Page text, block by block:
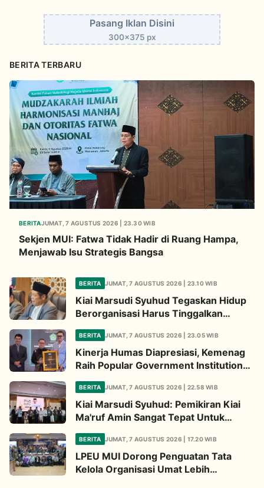
Pasang Iklan Disini
300x375 px
BERITA TERBARU
BERITAJUMAT, 7 AGUSTUS 2026 | 23.30 WIB
Sekjen MUI: Fatwa Tidak Hadir di Ruang Hampa,
Menjawab Isu Strategis Bangsa
BERITA JUMAT, 7 AGUSTUS 2026 | 23.10 WIB
Kiai Marsudi Syuhud Tegaskan Hidup
Berorganisasi Harus Tinggalkan
Legacy Amal Saleh
BERITA JUMAT, 7 AGUSTUS 2026 | 23.05 WIB
Kinerja Humas Diapresiasi, Kemenag
Raih Popular Government Institutions
Award 2026
BERITA JUMAT, 7 AGUSTUS 2026 | 22.58 WIB
Kiai Marsudi Syuhud: Pemikiran Kiai
Ma'ruf Amin Sangat Tepat Untuk
Perbarui NU
BERITA JUMAT, 7 AGUSTUS 2026 | 17.20 WIB
LPEU MUI Dorong Penguatan Tata
Kelola Organisasi Umat Lebih